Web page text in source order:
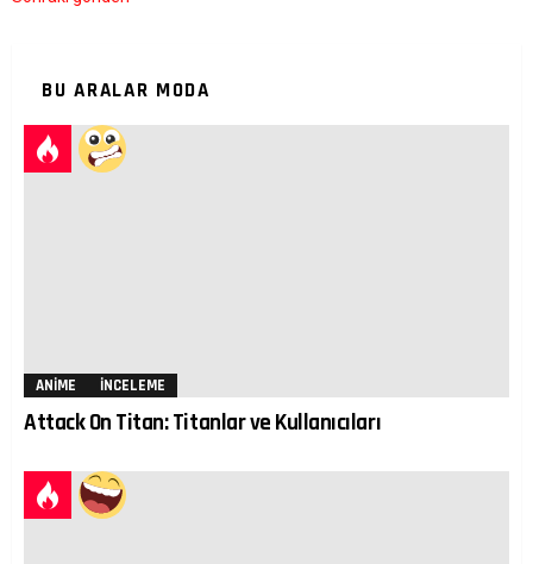
BU ARALAR MODA
ANIME İNCELEME
Attack On Titan: Titanlar ve Kullanıcıları